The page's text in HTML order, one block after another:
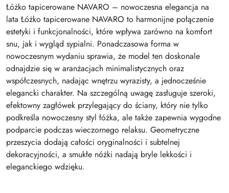
Łóżko tapicerowane NAVARO – nowoczesna elegancja na
lata Łóżko tapicerowane NAVARO to harmonijne połączenie
estetyki i funkcjonalności, które wpływa zarówno na komfort
snu, jak i wygląd sypialni. Ponadczasowa forma w
nowoczesnym wydaniu sprawia, że model ten doskonale
odnajdzie się w aranżacjach minimalistycznych oraz
współczesnych, nadając wnętrzu wyrazisty, a jednocześnie
elegancki charakter. Na szczególną uwagę zasługuje szeroki,
efektowny zagłówek przylegający do ściany, który nie tylko
podkreśla nowoczesny styl łóżka, ale także zapewnia wygodne
podparcie podczas wieczornego relaksu. Geometryczne
przeszycia dodają całości oryginalności i subtelnej
dekoracyjności, a smukłe nóżki nadają bryle lekkości i
eleganckiego wdzięku.